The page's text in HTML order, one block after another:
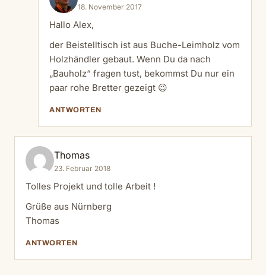
18. November 2017
Hallo Alex,
der Beistelltisch ist aus Buche-Leimholz vom
Holzhändler gebaut. Wenn Du da nach
„Bauholz“ fragen tust, bekommst Du nur ein
paar rohe Bretter gezeigt 😉
ANTWORTEN
Thomas
23. Februar 2018
Tolles Projekt und tolle Arbeit !
Grüße aus Nürnberg
Thomas
ANTWORTEN